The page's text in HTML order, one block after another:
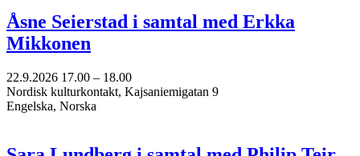
Åsne Seierstad i samtal med Erkka
Mikkonen
22.9.2026 17.00 – 18.00
Nordisk kulturkontakt, Kajsaniemigatan 9
Engelska, Norska